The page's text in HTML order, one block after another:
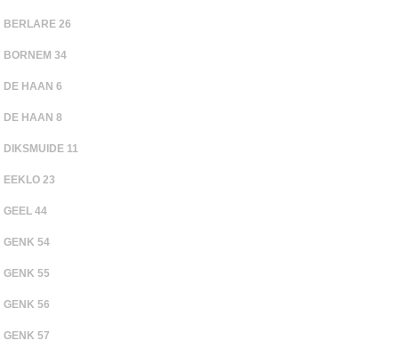
BERLARE 26
BORNEM 34
DE HAAN 6
DE HAAN 8
DIKSMUIDE 11
EEKLO 23
GEEL 44
GENK 54
GENK 55
GENK 56
GENK 57